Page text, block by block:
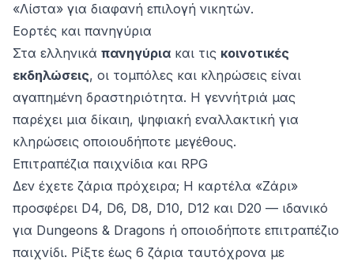
«Λίστα» για διαφανή επιλογή νικητών.
Εορτές και πανηγύρια
Στα ελληνικά πανηγύρια και τις κοινοτικές
εκδηλώσεις, οι τομπόλες και κληρώσεις είναι
αγαπημένη δραστηριότητα. Η γεννήτριά μας
παρέχει μια δίκαιη, ψηφιακή εναλλακτική για
κληρώσεις οποιουδήποτε μεγέθους.
Επιτραπέζια παιχνίδια και RPG
Δεν έχετε ζάρια πρόχειρα; Η καρτέλα «Ζάρι»
προσφέρει D4, D6, D8, D10, D12 και D20 — ιδανικό
για Dungeons & Dragons ή οποιοδήποτε επιτραπέζιο
παιχνίδι. Ρίξτε έως 6 ζάρια ταυτόχρονα με